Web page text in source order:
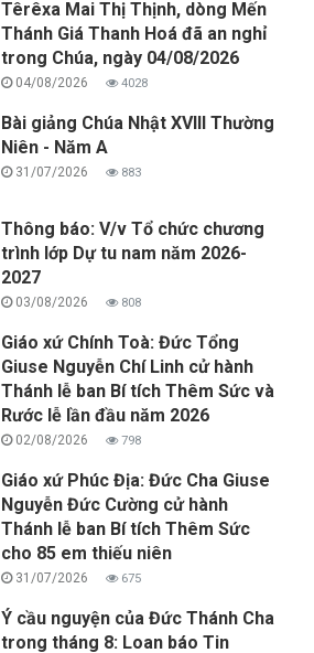
Têrêxa Mai Thị Thịnh, dòng Mến
Thánh Giá Thanh Hoá đã an nghỉ
trong Chúa, ngày 04/08/2026
04/08/2026 4028
Bài giảng Chúa Nhật XVIII Thường
Niên - Năm A
31/07/2026 883
Thông báo: V/v Tổ chức chương
trình lớp Dự tu nam năm 2026-
2027
03/08/2026 808
Giáo xứ Chính Toà: Đức Tổng
Giuse Nguyễn Chí Linh cử hành
Thánh lễ ban Bí tích Thêm Sức và
Rước lễ lần đầu năm 2026
02/08/2026 798
Giáo xứ Phúc Địa: Đức Cha Giuse
Nguyễn Đức Cường cử hành
Thánh lễ ban Bí tích Thêm Sức
cho 85 em thiếu niên
31/07/2026 675
Ý cầu nguyện của Đức Thánh Cha
trong tháng 8: Loan báo Tin